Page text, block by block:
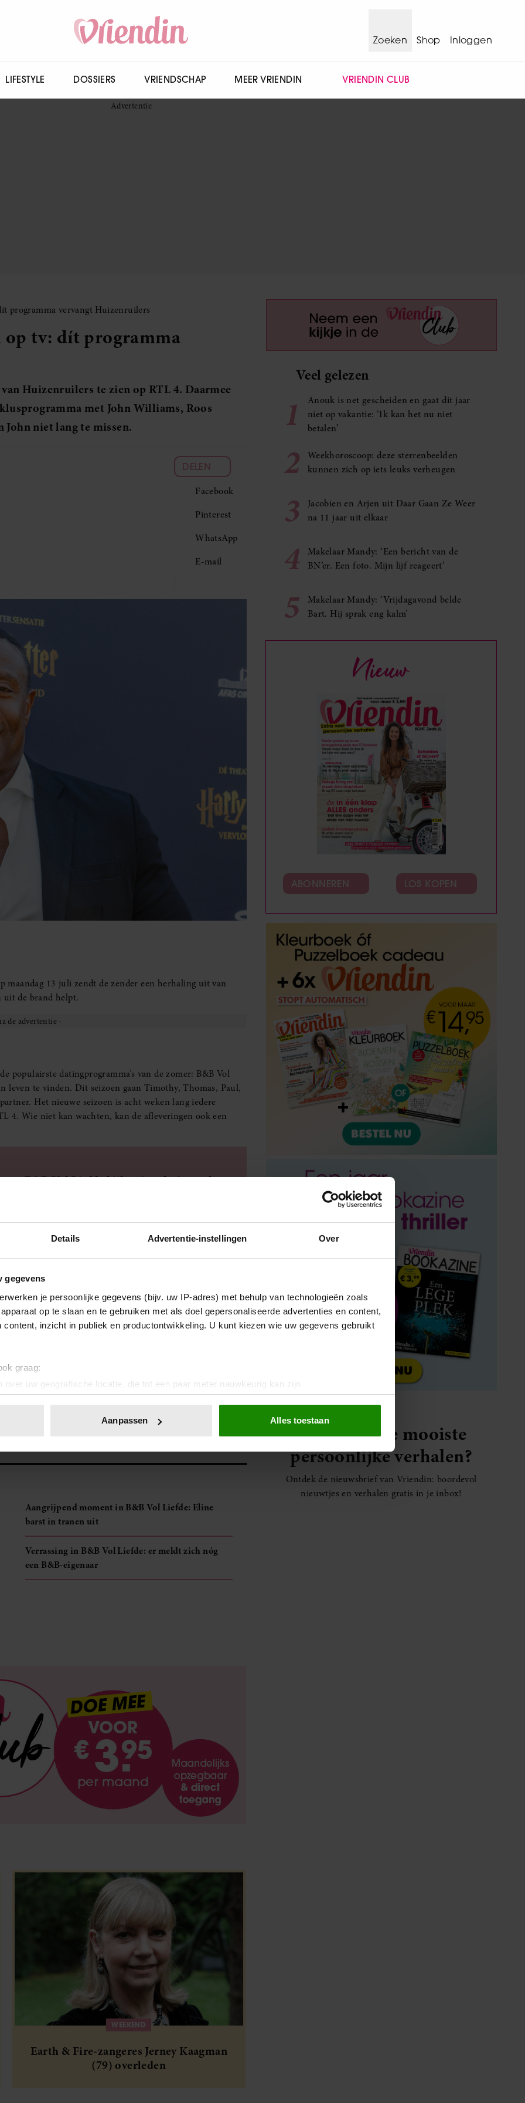
Details Advertentie-instellingen Over
gegevens
je persoonlijke gegevens (bijv. uw IP-adres) met behulp van technologieën zoals
op te slaan en te gebruiken met als doel gepersonaliseerde advertenties en content,
content, inzicht in publiek en productontwikkeling. U kunt kiezen wie uw gegevens gebruikt
graag:
over uw geografische locatie, die tot een paar meter nauwkeurig kan zijn
door het actief te scannen op specifieke eigenschappen (fingerprinting)
of intrekken in de Cookieverklaring.
en advertenties te personaliseren, om functies voor social media te bieden en om ons
Ook delen we informatie over uw gebruik van onze site met onze partners voor social
Deze partners kunnen deze gegevens combineren met andere informatie die u aan ze heeft
op basis van uw gebruik van hun services. U gaat akkoord met onze cookies als u
Aanpassen Alles toestaan
Zoeken
Shop Inloggen
LIFESTYLE DOSSIERS VRIENDSCHAP MEER VRIENDIN VRIENDIN CLUB
programma vervangt Huizenruilers
tv: dít programma
Huizenruilers te zien op RTL 4. Daarmee
met John Williams, Roos
niet lang te missen.
DELEN
Facebook
Pinterest
WhatsApp
E-mail
maandag 13 juli zendt de zender een herhaling uit van
uit de brand helpt.
populairste datingprogramma’s van de zomer: B&B Vol
leven te vinden. Dit seizoen gaan Timothy, Thomas, Paul,
Het nieuwe seizoen is acht weken lang iedere
4. Wie niet kan wachten, kan de afleveringen ook een
B&B Vol Liefde kijken je relatie sterker
tijdelijk in elkaars huis gingen wonen. Terwijl zij van
Alferink beide huizen een complete make-over.
lijkt een tweede seizoen zeker niet uitgesloten. De
waardoor nieuwe deelnemers zich nog steeds
. Je kunt je ook aanmelden voor onze wekelijkse
Aangrijpend moment in B&B Vol Liefde: Eline
barst in tranen uit
Verrassing in B&B Vol Liefde: er meldt zich nóg
een B&B-eigenaar
WEEKEND
Earth & Fire-zangeres Jerney Kaagman
(79) overleden
Veel gelezen
1
Anouk is net gescheiden en gaat dit jaar
niet op vakantie: ‘Ik kan het nu niet
betalen’
2
Weekhoroscoop: deze sterrenbeelden
kunnen zich op iets leuks verheugen
3
Jacobien en Arjen uit Daar Gaan Ze Weer
na 11 jaar uit elkaar
4
Makelaar Mandy: ‘Een bericht van de
BN’er. Een foto. Mijn lijf reageert’
5
Makelaar Mandy: ‘Vrijdagavond belde
Bart. Hij sprak eng kalm’
Nieuw
ABONNEREN LOS KOPEN
Elke week de mooiste
persoonlijke verhalen?
Ontdek de nieuwsbrief van Vriendin: boordevol
nieuwtjes en verhalen gratis in je inbox!